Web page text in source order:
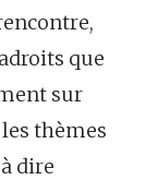
que
sur
thèmes
dire